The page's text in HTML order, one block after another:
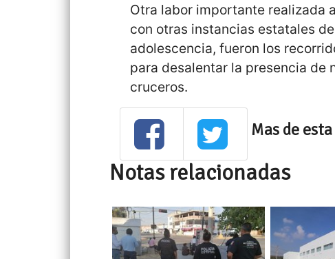
Otra labor importante realizada
con otras instancias estatales
adolescencia, fueron los
para desalentar la presencia de
cruceros.
Mas de
Notas relacionadas